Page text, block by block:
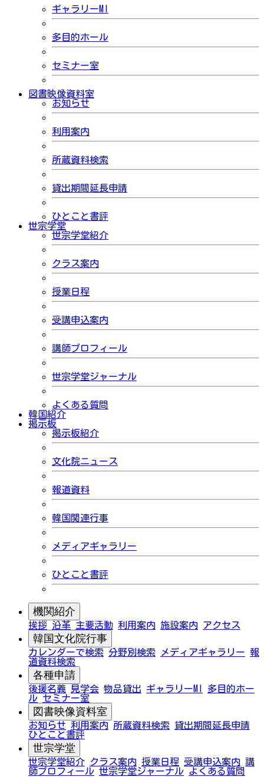
ギャラリーMI
多目的ホール
セミナー室
図書映像資料室
お知らせ
利用案内
所蔵資料検索
貸出期間延長申請
ひとこと書評
世宗学堂
世宗学堂紹介
クラス案内
授業日程
受講申込案内
講師プロフィール
世宗学堂ジャーナル
よくある質問
韓国紹介
掲示板
掲示板紹介
文化院ニュース
報道資料
韓国関連行事
メディアギャラリー
ひとこと書評
機関紹介
挨拶 沿革 主要活動 利用案内 施設案内 アクセス
韓国文化院行事
カレンダーで検索 分野別検索 メディアギャラリー 報
道資料検索
各種申請
後援名義 見学会 物品貸出 ギャラリーMI
多目的ホー
ル セミナー室
図書映像資料室
お知らせ 利用案内 所蔵資料検索
貸出期間延長申請
ひとこと書評
世宗学堂
世宗学堂紹介 クラス案内 授業日程 受講申込案内 講
師プロフィール 世宗学堂ジャーナル よくある質問